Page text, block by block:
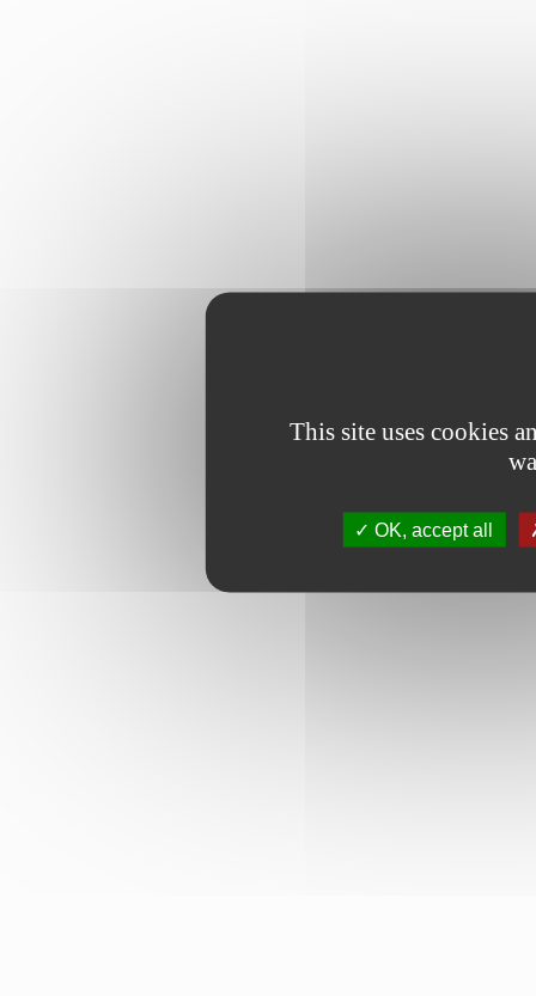
This site uses cookies
OK, accept all